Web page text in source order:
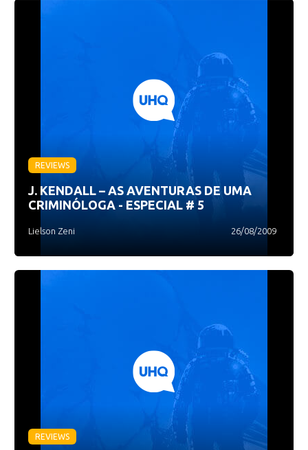
REVIEWS
J. KENDALL – AS AVENTURAS DE UMA
CRIMINÓLOGA - ESPECIAL # 5
Lielson Zeni 26/08/2009
REVIEWS